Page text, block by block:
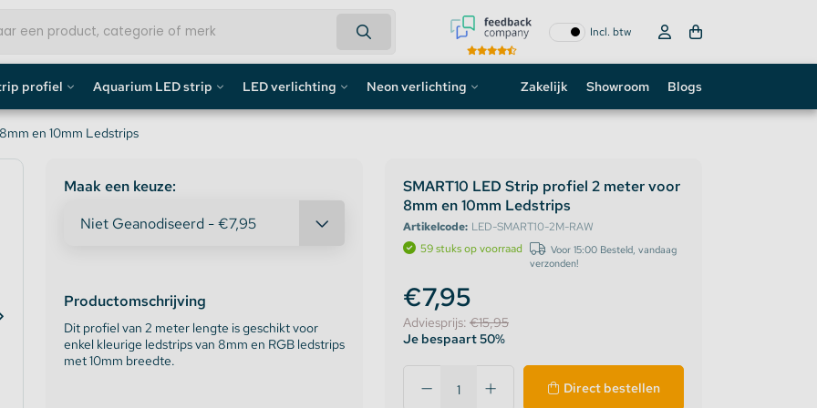
Incl. btw
profiel
/ Gipsplaten Profiel
Aquarium LED strip
Aquarium LED Strips
Aquarium LED Strip accessoires
Aquarium LED Balken
LED verlichting
Decoratief
Neon verlichting
Custom neon sign
Neon LED strip
Zakelijk Showroom Blogs
en 10mm Ledstrips
Maak een keuze:
Productomschrijving
Dit profiel van 2 meter lengte is geschikt voor
enkel kleurige ledstrips van 8mm en RGB ledstrips
met 10mm breedte.
SMART10 LED Strip profiel 2 meter voor
8mm en 10mm Ledstrips
Artikelcode: LED-SMART10-2M-RAW
59 stuks op voorraad
Voor 15:00 Besteld, vandaag
verzonden!
€7,95
Adviesprijs: €15,95
Je bespaart 50%
Direct bestellen